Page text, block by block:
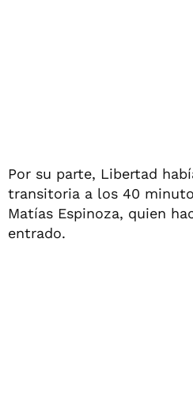
Por su parte, Libertad
transitoria a los 40
Matías Espinoza, quien
entrado.